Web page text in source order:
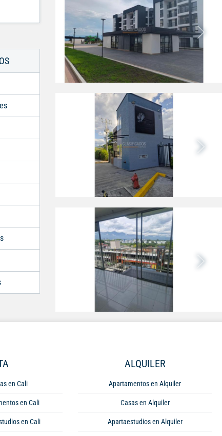
en Cali
en Cali
en Cali
ALQUILER
Apartamentos en Alquiler
Casas en Alquiler
Apartaestudios en Alquiler